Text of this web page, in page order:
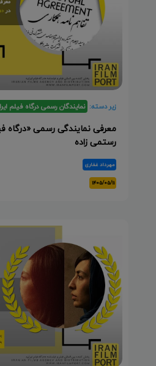
زیر دسته: نمایندگان رسمی درگاه فیلم
معرفی نمایندگی رسمی «درگاه
رستمی زاده
مهرداد غفاری
۱۴۰۵/۰۵/۱۱